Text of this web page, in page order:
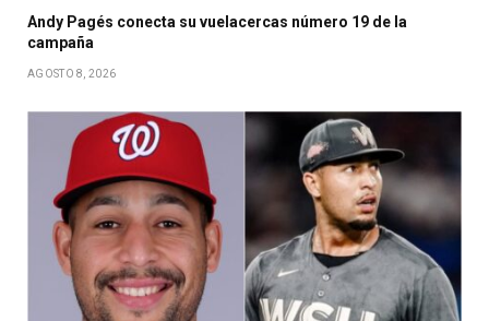
Andy Pagés conecta su vuelacercas número 19 de la
campaña
AGOSTO 8, 2026